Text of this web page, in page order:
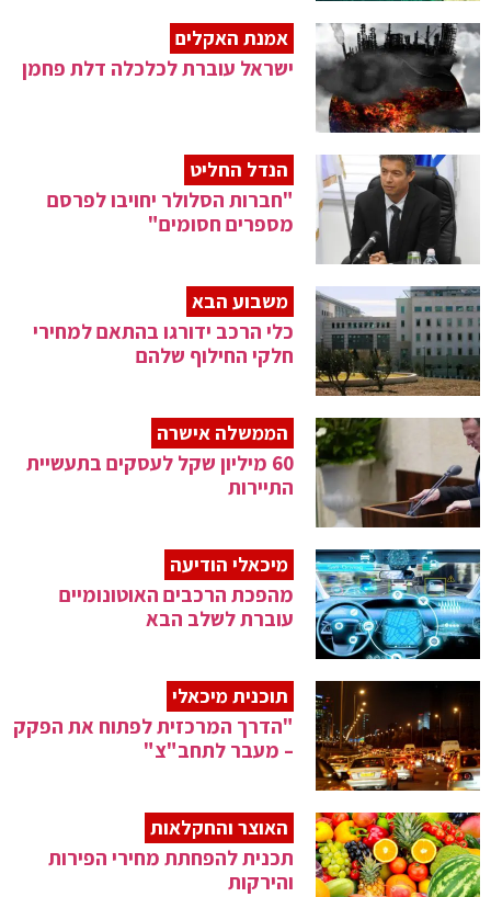
אמנת האקלים
ישראל עוברת לכלכלה דלת פחמן
הנדל החליט
"חברות הסלולר יחויבו לפרסם
מספרים חסומים"
משבוע הבא
כלי הרכב ידורגו בהתאם למחירי
חלקי החילוף שלהם
הממשלה אישרה
60 מיליון שקל לעסקים בתעשיית
התיירות
מיכאלי הודיעה
מהפכת הרכבים האוטונומיים
עוברת לשלב הבא
תוכנית מיכאלי
"הדרך המרכזית לפתוח את הפקק
– מעבר לתחב"צ"
האוצר והחקלאות
תכנית להפחתת מחירי הפירות
והירקות